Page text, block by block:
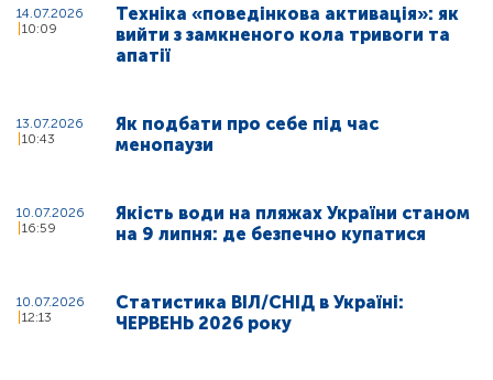
14.07.2026
10:09
Техніка «поведінкова активація»: як
вийти з замкненого кола тривоги та
апатії
13.07.2026
10:43
Як подбати про себе під час
менопаузи
10.07.2026
16:59
Якість води на пляжах України станом
на 9 липня: де безпечно купатися
10.07.2026
12:13
Статистика ВІЛ/СНІД в Україні:
ЧЕРВЕНЬ 2026 року